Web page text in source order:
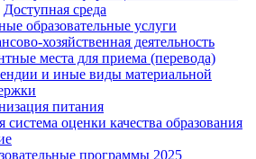
Доступная среда
образовательные услуги
хозяйственная деятельность
места для приема (перевода)
и иные виды материальной
питания
система оценки качества образования
программы 2025